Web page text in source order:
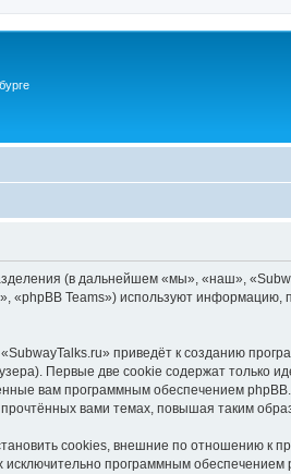
(в дальнейшем «мы», «наш»,
«phpBB Teams») используют
приведёт к созданию
Первые две cookie содержат только
вам программным обеспечением
вами темах, повышая таким
cookies, внешние по отношению к
исключительно программным